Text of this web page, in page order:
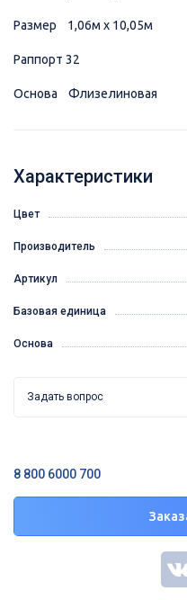
Размер 1,06м x 10,05м
Раппорт 32
Основа Флизелиновая
Характеристики
Цвет
Производитель
Артикул
Базовая единица
Основа
Задать вопрос
8 800 6000 700